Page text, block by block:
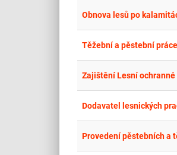
Obnova lesů po
Těžební a pěstební
Zajištění Lesní
Dodavatel lesnických
Provedení pěstebních a